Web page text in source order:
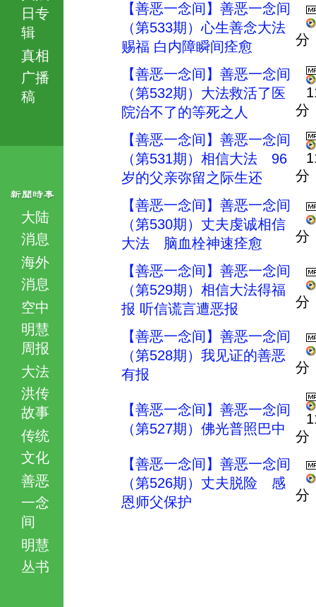
日专
辑
真相
广播
稿
大陆
消息
海外
消息
空中
明慧
周报
大法
洪传
故事
传统
文化
善恶
一念
间
明慧
丛书
【善恶一念间】善恶一念间
（第533期）心生善念大法
赐福 白内障瞬间痊愈
分
【善恶一念间】善恶一念间
（第532期）大法救活了医
院治不了的等死之人
分
【善恶一念间】善恶一念间
（第531期）相信大法 96
岁的父亲弥留之际生还
分
【善恶一念间】善恶一念间
（第530期）丈夫虔诚相信
大法 脑血栓神速痊愈
分
【善恶一念间】善恶一念间
（第529期）相信大法得福
报 听信谎言遭恶报
分
【善恶一念间】善恶一念间
（第528期）我见证的善恶
有报
分
【善恶一念间】善恶一念间
（第527期）佛光普照巴中
分
【善恶一念间】善恶一念间
（第526期）丈夫脱险 感
恩师父保护
分